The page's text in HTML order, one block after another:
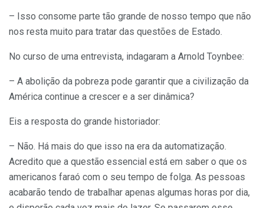
– Isso consome parte tão grande de nosso tempo que não
nos resta muito para tratar das questões de Estado.
No curso de uma entrevista, indagaram a Arnold Toynbee:
– A abolição da pobreza pode garantir que a civilização da
América continue a crescer e a ser dinâmica?
Eis a resposta do grande historiador:
– Não. Há mais do que isso na era da automatização.
Acredito que a questão essencial está em saber o que os
americanos faraó com o seu tempo de folga. As pessoas
acabarão tendo de trabalhar apenas algumas horas por dia,